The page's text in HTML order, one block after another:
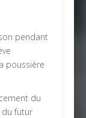
pendant
poussière
du
futur